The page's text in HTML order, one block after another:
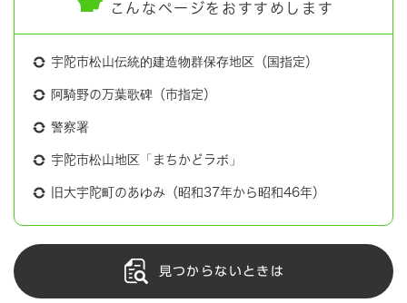
こんなページをおすすめします
宇陀市松山伝統的建造物群保存地区（国指定）
阿騎野の万葉歌碑（市指定）
警察署
宇陀市松山地区「まちかどラボ」
旧大宇陀町のあゆみ（昭和37年から昭和46年）
見つからないときは